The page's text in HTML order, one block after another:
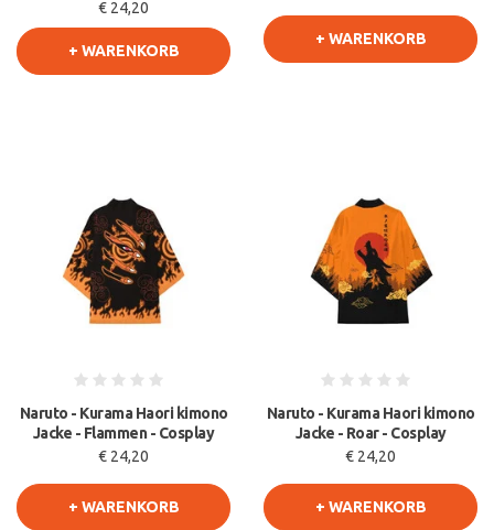
€ 24,20
+ WARENKORB
+ WARENKORB
Naruto - Kurama Haori kimono
Jacke - Flammen - Cosplay
€ 24,20
+ WARENKORB
Naruto - Kurama Haori kimono
Jacke - Roar - Cosplay
€ 24,20
+ WARENKORB